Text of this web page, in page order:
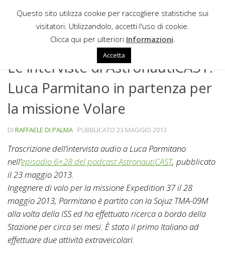
Sotto il contenuto
Le interviste di AstronautiCAST:
Luca Parmitano in partenza per
la missione Volare
DI RAFFAELE DI PALMA · PUBBLICATO 23 MAGGIO 2013
Trascrizione dell’intervista audio a Luca Parmitano
nell’episodio 6×28 del podcast AstronautiCAST, pubblicato
il 23 maggio 2013.
Ingegnere di volo per la missione Expedition 37 il 28
maggio 2013, Parmitano è partito con la Sojuz TMA-09M
alla volta della ISS ed ha effettuato ricerca a bordo della
Stazione per circa sei mesi. È stato il primo Italiano ad
effettuare due attività extraveicolari.
Questo sito utilizza cookie per raccogliere statistiche sui
visitatori. Utilizzandolo, accetti l'uso di cookie.
Clicca qui per ulteriori Informazioni
Accetta